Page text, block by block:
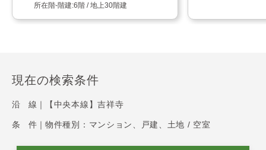
6階 / 地上30階建
現在の検索条件
沿 線｜ 【中央本線】吉祥寺
条 件｜ 物件種別：マンション、戸建、土地 / 空室